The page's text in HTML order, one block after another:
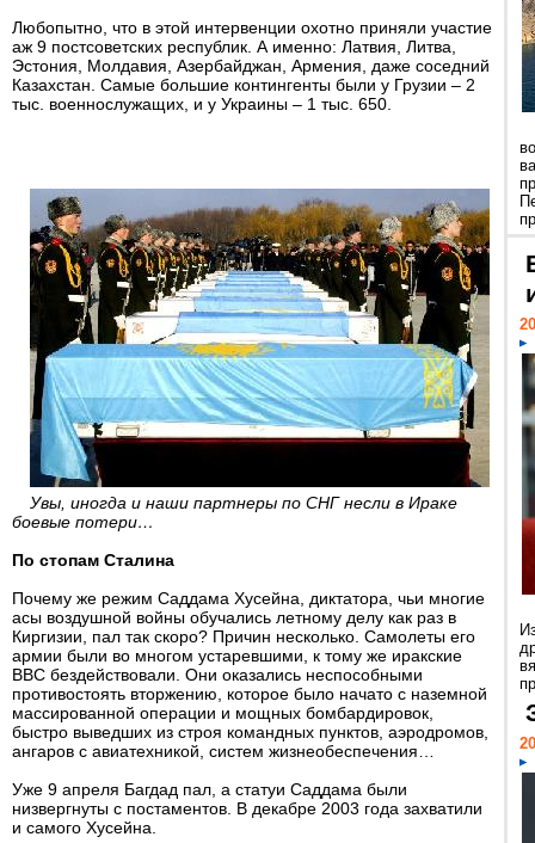
Любопытно, что в этой интервенции охотно приняли участие
аж 9 постсоветских республик. А именно: Латвия, Литва,
Эстония, Молдавия, Азербайджан, Армения, даже соседний
Казахстан. Самые большие контингенты были у Грузии – 2
тыс. военнослужащих, и у Украины – 1 тыс. 650.
Увы, иногда и наши партнеры по СНГ несли в Ираке
боевые потери…
По стопам Сталина
Почему же режим Саддама Хусейна, диктатора, чьи многие
асы воздушной войны обучались летному делу как раз в
Киргизии, пал так скоро? Причин несколько. Самолеты его
армии были во многом устаревшими, к тому же иракские
ВВС бездействовали. Они оказались неспособными
противостоять вторжению, которое было начато с наземной
массированной операции и мощных бомбардировок,
быстро выведших из строя командных пунктов, аэродромов,
ангаров с авиатехникой, систем жизнеобеспечения…
Уже 9 апреля Багдад пал, а статуи Саддама были
низвергнуты с постаментов. В декабре 2003 года захватили
и самого Хусейна.